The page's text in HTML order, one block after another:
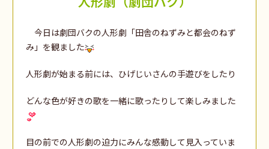
今日は劇団バクの人形劇「田舎のねずみと都会のねず
み」を観ました
人形劇が始まる前には、ひげじいさんの手遊びをしたり
どんな色が好きの歌を一緒に歌ったりして楽しみました
目の前での人形劇の迫力にみんな感動して見入っていま